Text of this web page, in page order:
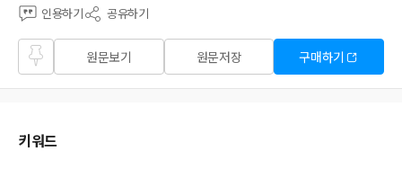
인용하기 공유하기
즐겨
찾기
원문보기 원문저장 구매하기
키워드